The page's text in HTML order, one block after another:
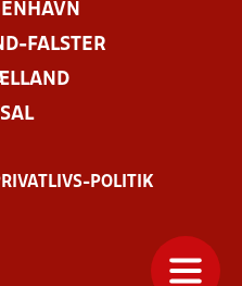
FALSTER
POLITIK